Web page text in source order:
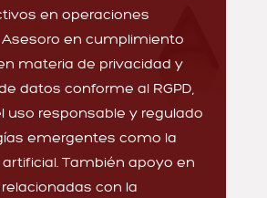
en operaciones
Asesoro en cumplimiento
materia de privacidad y
datos conforme al RGPD,
uso responsable y regulado
emergentes como la
También apoyo en
con la